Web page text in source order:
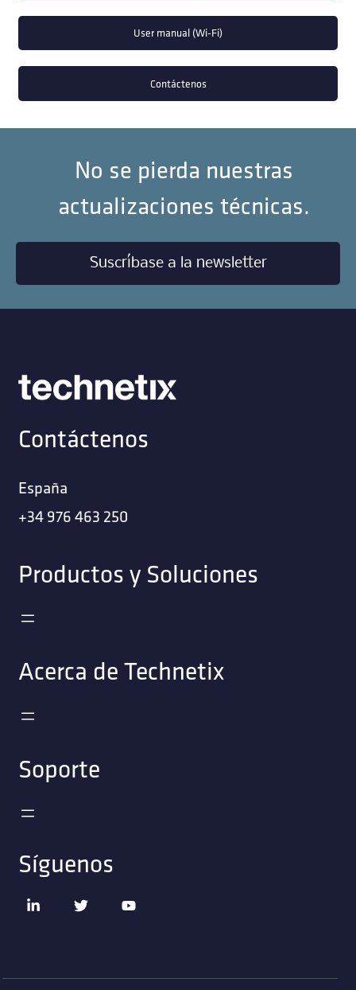
User manual (Wi-Fi)
Contáctenos
No se pierda nuestras
actualizaciones técnicas.
Suscríbase a la newsletter
Contáctenos
España
+34 976 463 250
Productos y Soluciones
Acerca de Technetix
Soporte
Síguenos